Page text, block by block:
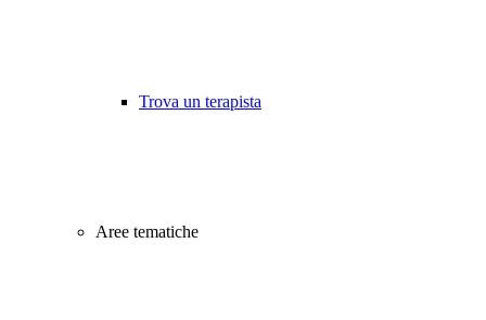
Trova un terapista
Aree tematiche